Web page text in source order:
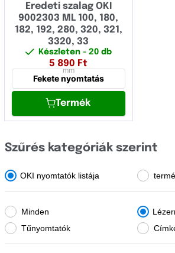
OKI
Olivetti
Panasonic
Pantum
Papyrus
Printronix
Ricoh
Samsung
Sharp
Eredeti szalag OKI
9002303 ML 100, 180,
182, 192, 280, 320, 321,
3320, 33
Készleten - 20 db
5 890 Ft
mm
Fekete nyomtatás
Termék
Szűrés kategóriák szerint
OKI nyomtatók listája
Minden
Tűnyomtatók